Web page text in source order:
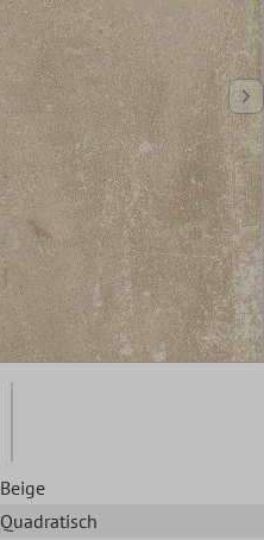
Beige
Quadratisch